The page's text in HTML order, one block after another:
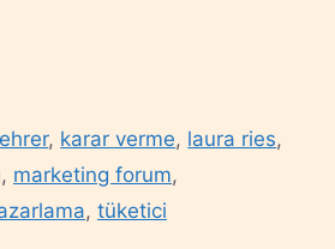
, karar verme, laura ries,
, marketing forum,
, tüketici